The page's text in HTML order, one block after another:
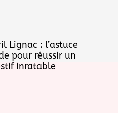
Lignac : l’astuce
pour réussir un
inratable